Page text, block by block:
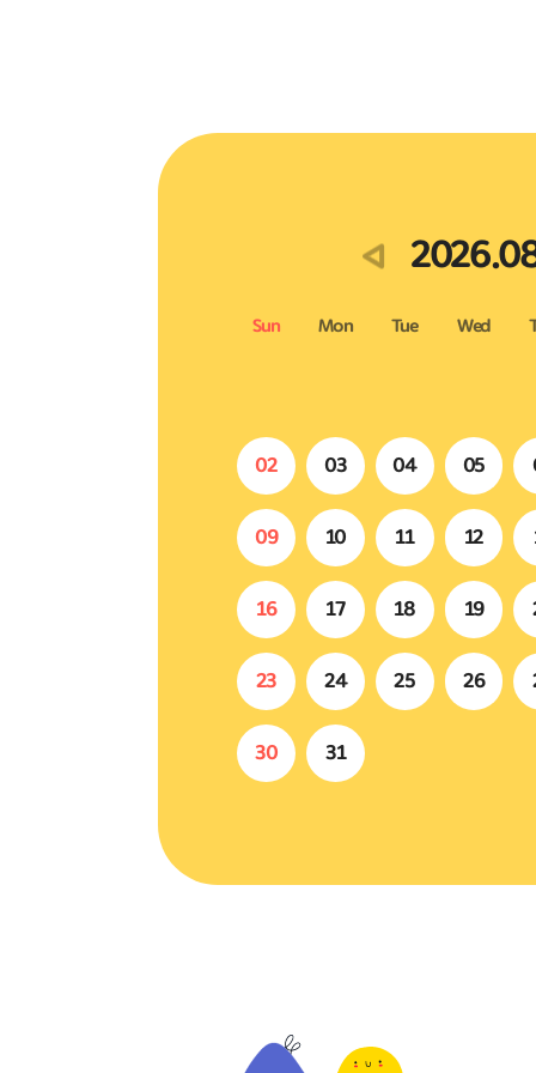
Sun Mon Tue Wed
02 03 04 05
09 10 11 12
16 17 18 19
23 24 25 26
30 31